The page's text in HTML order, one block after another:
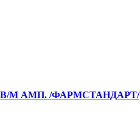
М АМП. /ФАРМСТАНДАРТ/